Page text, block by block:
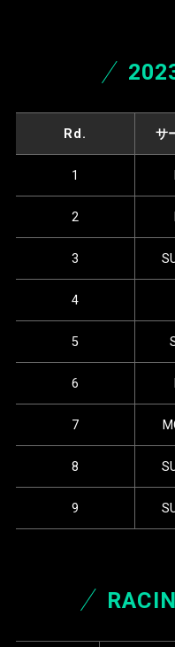
Rd. サ
1
2
3
4
5
6
7
8
9